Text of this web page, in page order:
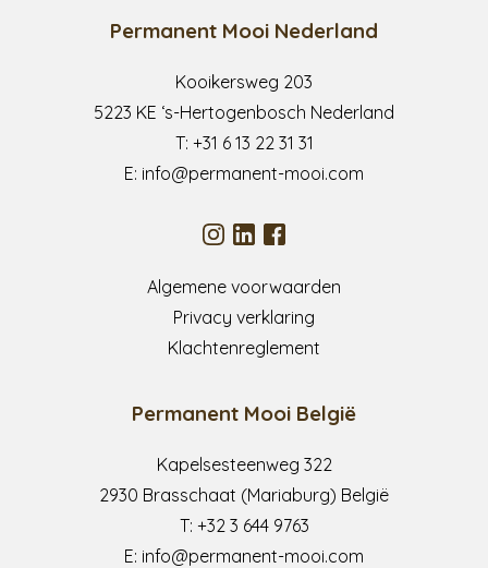
Permanent Mooi Nederland
Kooikersweg 203
5223 KE ‘s-Hertogenbosch Nederland
T: +31 6 13 22 31 31
E: info@permanent-mooi.com
Algemene voorwaarden
Privacy verklaring
Klachtenreglement
Permanent Mooi België
Kapelsesteenweg 322
2930 Brasschaat (Mariaburg) België
T: +32 3 644 9763
E: info@permanent-mooi.com